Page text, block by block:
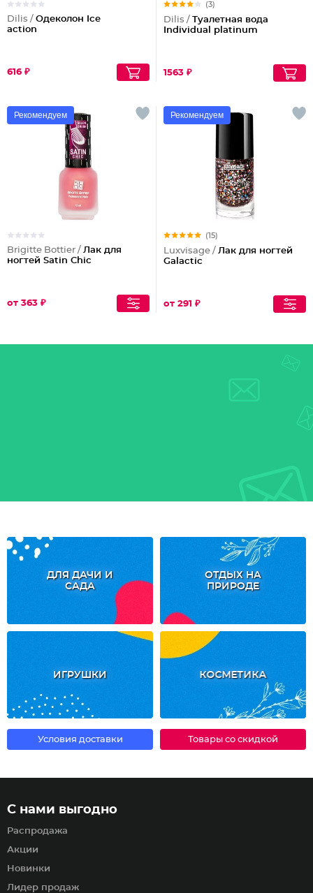
Dilis / Одеколон Ice
action
616 ₽
(3)
Dilis / Туалетная вода
Individual platinum
1563 ₽
Рекомендуем
Brigitte Bottier / Лак для
ногтей Satin Chic
от 363 ₽
Рекомендуем
(15)
Luxvisage / Лак для ногтей
Galactic
от 291 ₽
ДЛЯ ДАЧИ И
САДА
ОТДЫХ НА
ПРИРОДЕ
ИГРУШКИ КОСМЕТИКА
Условия доставки Товары со скидкой
С нами выгодно
Распродажа
Акции
Новинки
Лидер продаж